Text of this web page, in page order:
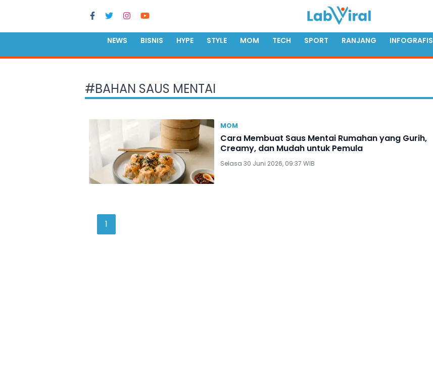
NEWS BISNIS HYPE STYLE MOM TECH SPORT RANJANG INFOGRAFIS
#BAHAN SAUS MENTAI
MOM
Cara Membuat Saus Mentai Rumahan yang Gurih,
Creamy, dan Mudah untuk Pemula
Selasa 30 Juni 2026, 09:37 WIB
1